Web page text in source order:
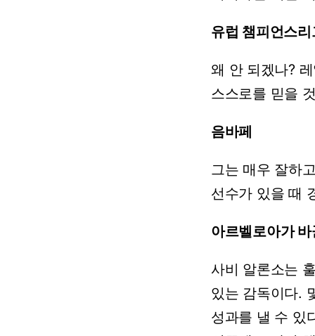
유럽 챔피언스리
왜 안 되겠나?
스스로를 믿을
음바페
그는 매우 잘하
선수가 있을 때
아르벨로아가바
사비 알론소는
있는 감독이다.
성과를 낼 수 있